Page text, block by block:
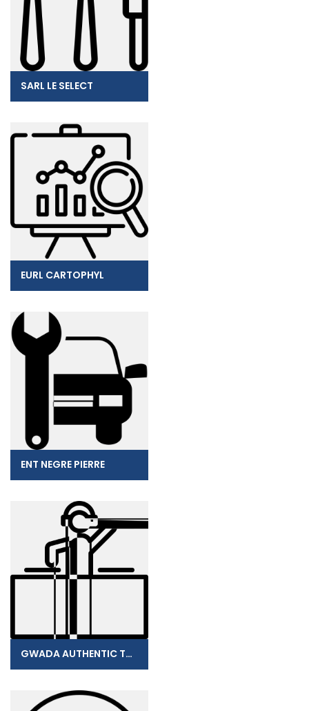
SARL LE SELECT
EURL CARTOPHYL
ENT NEGRE PIERRE
GWADA AUTHENTIC TOUR